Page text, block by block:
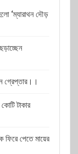
‘ম্যারাথন দৌড়
গ্রেপ্তার।।
টাকার
ফিরে পেতে মায়ের